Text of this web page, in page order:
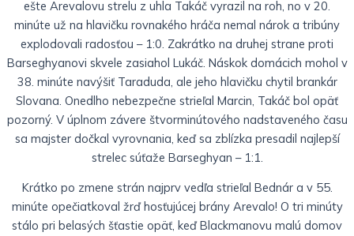
ešte Arevalovu strelu z uhla Takáč vyrazil na roh, no v 20.
minúte už na hlavičku rovnakého hráča nemal nárok a tribúny
explodovali radosťou – 1:0. Zakrátko na druhej strane proti
Barseghyanovi skvele zasiahol Lukáč. Náskok domácich mohol v
38. minúte navýšiť Taraduda, ale jeho hlavičku chytil brankár
Slovana. Onedlho nebezpečne strieľal Marcin, Takáč bol opäť
pozorný. V úplnom závere štvorminútového nadstaveného času
sa majster dočkal vyrovnania, keď sa zblízka presadil najlepší
strelec súťaže Barseghyan – 1:1.
Krátko po zmene strán najprv vedľa strieľal Bednár a v 55.
minúte opečiatkoval žrď hosťujúcej brány Arevalo! O tri minúty
stálo pri belasých šťastie opäť, keď Blackmanovu malú domov